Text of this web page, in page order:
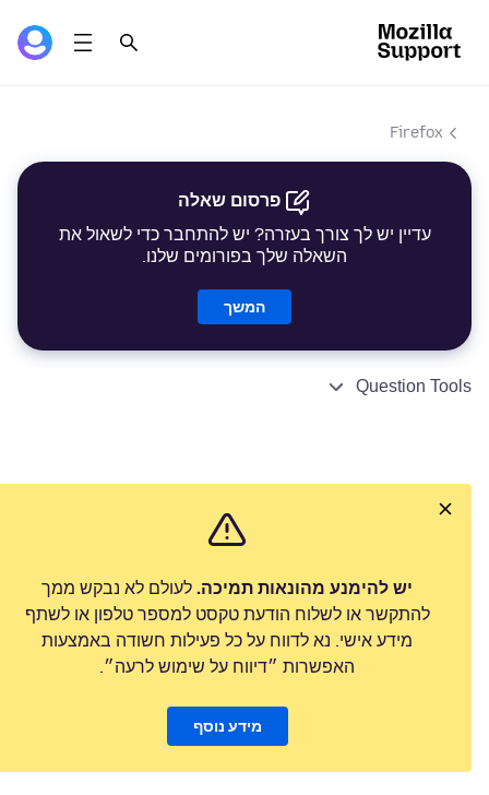
Firefox
פרסום שאלה
עדיין יש לך צורך בעזרה? יש להתחבר כדי לשאול את
השאלה שלך בפורומים שלנו.
המשך
Question Tools
יש להימנע מהונאות תמיכה. לעולם לא נבקש ממך
להתקשר או לשלוח הודעת טקסט למספר טלפון או לשתף
מידע אישי. נא לדווח על כל פעילות חשודה באמצעות
האפשרות ״דיווח על שימוש לרעה״.
מידע נוסף